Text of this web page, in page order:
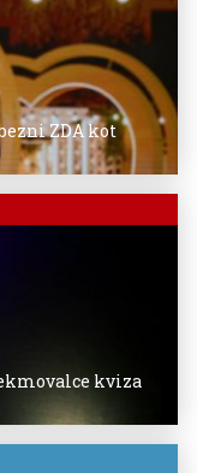
ZDA kot
kviza